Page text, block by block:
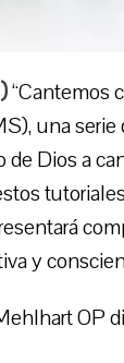
)“Cantemos
una serie
Dios a
y
OP